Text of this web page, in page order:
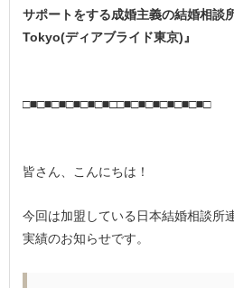
サポートをする成婚主義の結婚相談
Tokyo(ディアブライド東京)』
□■□■□■□■□■□■□□■□■□■□■□■□■□
皆さん、こんにちは！
今回は加盟している日本結婚相談所
実績のお知らせです。